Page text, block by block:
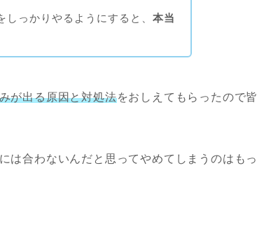
しっかりやるようにすると、本当
が出る原因と対処法をおしえてもらったので皆
は合わないんだと思ってやめてしまうのはもっ